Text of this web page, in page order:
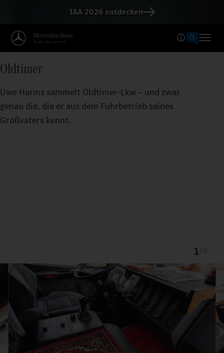
IAA 2026 entdecken
Oldtimer
Uwe Harms sammelt Oldtimer-Lkw – und zwar
genau die, die er aus dem Fuhrbetrieb seines
Großvaters kennt.
1